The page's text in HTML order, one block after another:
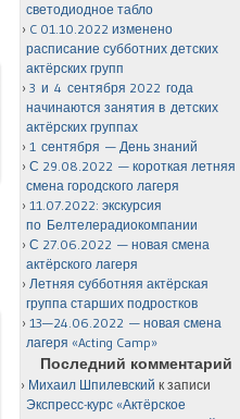
светодиодное табло
C 01.10.2022 изменено
расписание субботних детских
актёрских групп
3 и 4 сентября 2022 года
начинаются занятия в детских
актёрских группах
1 сентября — День знаний
С 29.08.2022 — короткая летняя
смена городского лагеря
11.07.2022: экскурсия
по Белтелерадиокомпании
С 27.06.2022 — новая смена
актёрского лагеря
Летняя субботняя актёрская
группа старших подростков
13—24.06.2022 — новая смена
лагеря «Acting Camp»
Последний комментарий
Михаил Шпилевский к записи
Экспресс-курс «Актёрское